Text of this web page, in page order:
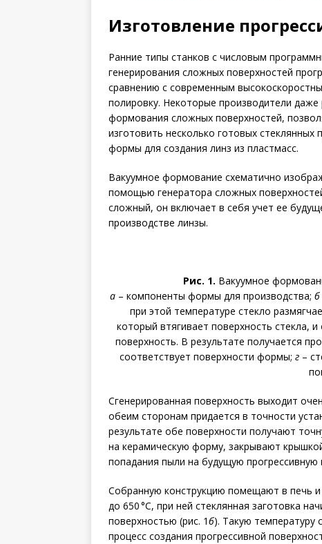
Изготовление
Ранние типы станков с числовым
генерирования сложных поверхностей
сравнению с современным
полировку. Некоторые производители
формования сложных поверхностей,
изготовить несколько готовых
формы для создания линз из пластмасс.
Вакуумное формование схематично
помощью генератора сложных
сложный, он включает в себя учет ее
производстве линзы.
Рис. 1. Вакуумное
а– компоненты формы для производства; б
при этой температуре стекло
который втягивает поверхность стекла,
поверхность. В результате получается
соответствует поверхности формы;г –
Сгенерированная поверхность выходит
обеим сторонам придается в точности
результате обе поверхности получают
на керамическую форму, закрывают
попадания пыли на будущую прогрессивную
Собранную конструкцию помещают в печь
до 650 °C, при ней стеклянная заготовка
поверхностью (рис. 1б). Такую температуру
процесс создания прогрессивной